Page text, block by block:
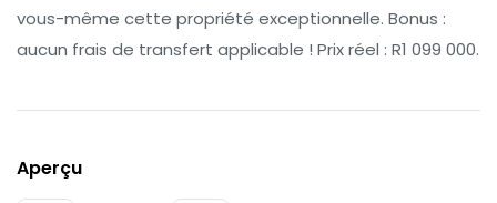
vous-même cette propriété exceptionnelle. Bonus :
aucun frais de transfert applicable ! Prix réel : R1 099 000.
Aperçu